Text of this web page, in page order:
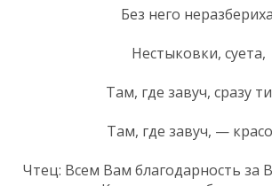
Без него
Нестыковки, суета,
Там, где завуч, сразу
Там, где завуч, —
Чтец: Всем Вам благодарность за